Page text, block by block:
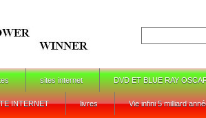
sites internet DVD ET BLUE RAY
INTERNET livres Vie infini 5 milliard